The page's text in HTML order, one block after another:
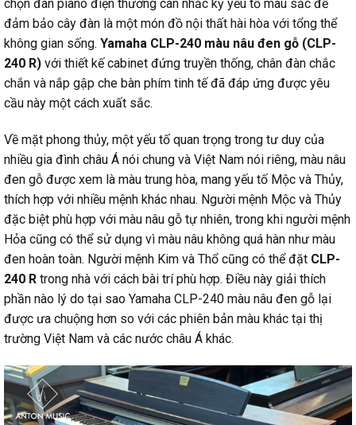
chọn đàn piano điện thường cân nhắc kỹ yếu tố màu sắc để
đảm bảo cây đàn là một món đồ nội thất hài hòa với tổng thể
không gian sống. Yamaha CLP-240 màu nâu đen gỗ (CLP-
240 R) với thiết kế cabinet đứng truyền thống, chân đàn chắc
chắn và nắp gập che bàn phím tinh tế đã đáp ứng được yêu
cầu này một cách xuất sắc.
Về mặt phong thủy, một yếu tố quan trọng trong tư duy của
nhiều gia đình châu Á nói chung và Việt Nam nói riêng, màu nâu
đen gỗ được xem là màu trung hòa, mang yếu tố Mộc và Thủy,
thích hợp với nhiều mệnh khác nhau. Người mệnh Mộc và Thủy
đặc biệt phù hợp với màu nâu gỗ tự nhiên, trong khi người mệnh
Hỏa cũng có thể sử dụng vì màu nâu không quá hàn như màu
đen hoàn toàn. Người mệnh Kim và Thổ cũng có thể đặt CLP-
240 R trong nhà với cách bài trí phù hợp. Điều này giải thích
phần nào lý do tại sao Yamaha CLP-240 màu nâu đen gỗ lại
được ưa chuộng hơn so với các phiên bản màu khác tại thị
trường Việt Nam và các nước châu Á khác.